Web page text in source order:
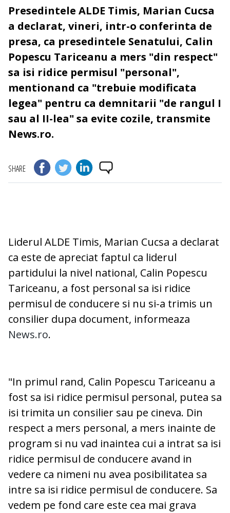
Presedintele ALDE Timis, Marian Cucsa
a declarat, vineri, intr-o conferinta de
presa, ca presedintele Senatului, Calin
Popescu Tariceanu a mers "din respect"
sa isi ridice permisul "personal",
mentionand ca "trebuie modificata
legea" pentru ca demnitarii "de rangul I
sau al II-lea" sa evite cozile, transmite
News.ro.
SHARE
Liderul ALDE Timis, Marian Cucsa a declarat
ca este de apreciat faptul ca liderul
partidului la nivel national, Calin Popescu
Tariceanu, a fost personal sa isi ridice
permisul de conducere si nu si-a trimis un
consilier dupa document, informeaza
News.ro.
"In primul rand, Calin Popescu Tariceanu a
fost sa isi ridice permisul personal, putea sa
isi trimita un consilier sau pe cineva. Din
respect a mers personal, a mers inainte de
program si nu vad inaintea cui a intrat sa isi
ridice permisul de conducere avand in
vedere ca nimeni nu avea posibilitatea sa
intre sa isi ridice permisul de conducere. Sa
vedem pe fond care este cea mai grava